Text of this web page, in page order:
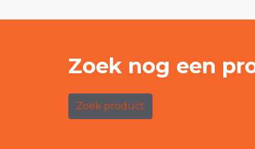
Zoek nog een
Zoek product